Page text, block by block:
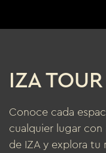
IZA TOUR
Conoce cada
cualquier lugar
de IZA y explora tu